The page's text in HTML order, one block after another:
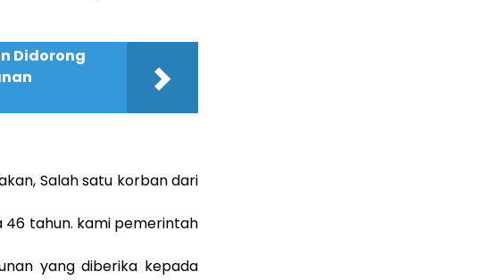
Didorong
Salah satu korban dari
46 tahun. kami pemerintah
yang diberika kepada